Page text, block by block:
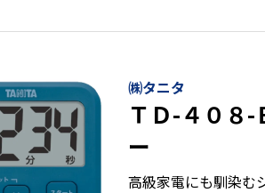
㈱タニタ
ＴＤ-４０８
ー
高級家電にも馴染む